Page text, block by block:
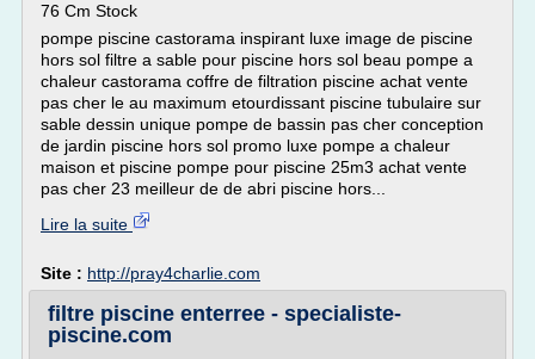
76 Cm Stock
pompe piscine castorama inspirant luxe image de piscine
hors sol filtre a sable pour piscine hors sol beau pompe a
chaleur castorama coffre de filtration piscine achat vente
pas cher le au maximum etourdissant piscine tubulaire sur
sable dessin unique pompe de bassin pas cher conception
de jardin piscine hors sol promo luxe pompe a chaleur
maison et piscine pompe pour piscine 25m3 achat vente
pas cher 23 meilleur de de abri piscine hors...
Lire la suite
Site : http://pray4charlie.com
filtre piscine enterree - specialiste-
piscine.com